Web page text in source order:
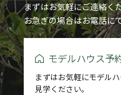
まずはお気軽にご連絡く
お急ぎの場合はお電話に
モデルハウス予
まずはお気軽にモデル
見学ください。